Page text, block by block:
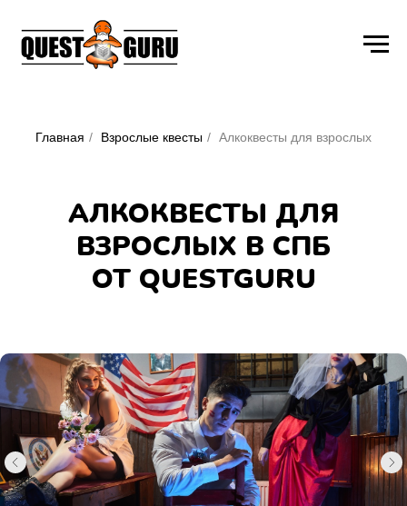
Главная / Взрослые квесты / Алкоквесты для взрослых
АЛКОКВЕСТЫ ДЛЯ
ВЗРОСЛЫХ В СПБ
ОТ QUESTGURU